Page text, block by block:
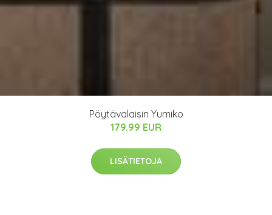
Pöytävalaisin Yumiko
179.99 EUR
LISÄTIETOJA